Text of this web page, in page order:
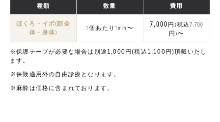
種類 数量 費用
ほくろ・イボ(顔全
体・身体)
1個あたり1mm〜 7,000円(税込7,700
円)〜
※保護テープが必要な場合は別途1,000円(税込1,100円)頂戴いたし
ます。
※保険適用外の自由診療となります。
※麻酔は価格に含まれております。